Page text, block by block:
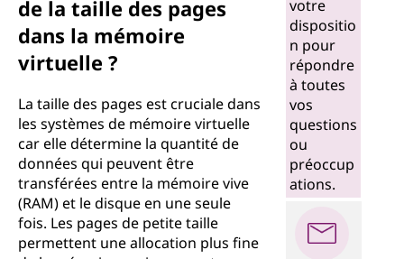
de la taille des pages
dans la mémoire
virtuelle ?
La taille des pages est cruciale dans
les systèmes de mémoire virtuelle
car elle détermine la quantité de
données qui peuvent être
transférées entre la mémoire vive
(RAM) et le disque en une seule
fois. Les pages de petite taille
permettent une allocation plus fine
votre
dispositio
n pour
répondre
à toutes
vos
questions
ou
préoccup
ations.